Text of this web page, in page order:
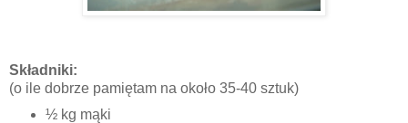
Składniki:
(o ile dobrze pamiętam na około 35-40 sztuk)
½ kg mąki